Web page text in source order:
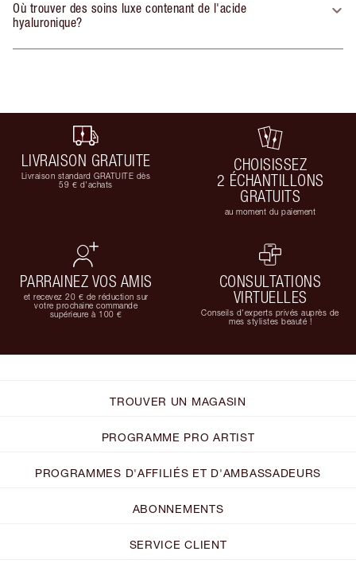
Où trouver des soins luxe contenant de l'acide
hyaluronique?
LIVRAISON GRATUITE
Livraison standard GRATUITE dès
59 € d'achats
CHOISISSEZ
2 ÉCHANTILLONS
GRATUITS
au moment du paiement
PARRAINEZ VOS AMIS
et recevez 20 € de réduction sur
votre prochaine commande
supérieure à 100 €
CONSULTATIONS
VIRTUELLES
Conseils d'experts privés auprès de
mes stylistes beauté !
TROUVER UN MAGASIN
PROGRAMME PRO ARTIST
PROGRAMMES D'AFFILIÉS ET D'AMBASSADEURS
ABONNEMENTS
SERVICE CLIENT